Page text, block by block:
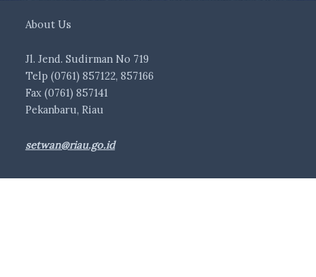
About Us
Jl. Jend. Sudirman No 719
Telp (0761) 857122, 857166
Fax (0761) 857141
Pekanbaru, Riau
setwan@riau.go.id